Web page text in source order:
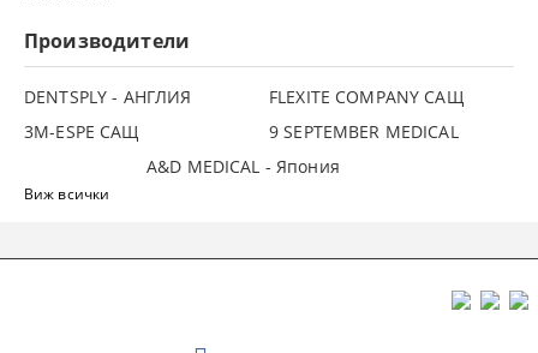
Производители
DENTSPLY - АНГЛИЯ
FLEXITE COMPANY САЩ
3М-ESPE САЩ
9 SEPTEMBER MEDICAL
A&D MEDICAL - Япония
Виж всички